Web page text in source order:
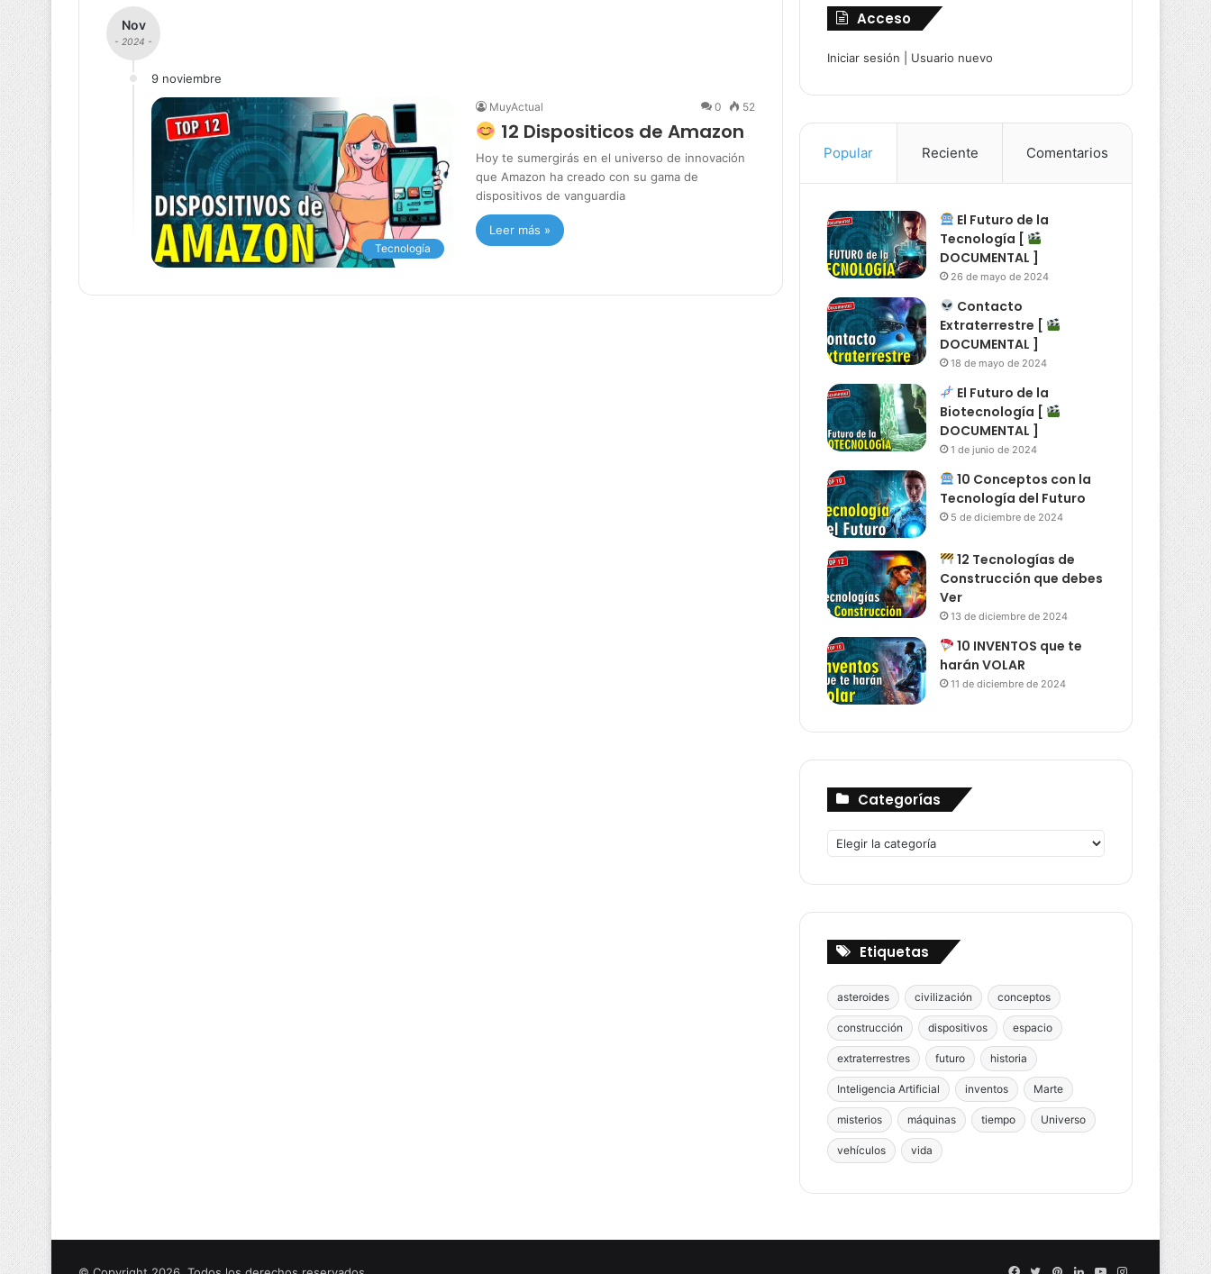
Nov
- 2024 -
9 noviembre
Tecnología
MuyActual 0 52
12 Dispositicos de Amazon
Hoy te sumergirás en el universo de innovación
que Amazon ha creado con su gama de
dispositivos de vanguardia
Leer más »
Acceso
Iniciar sesión Usuario nuevo
Popular Reciente Comentarios
El Futuro de la
Tecnología [
DOCUMENTAL ]
26 de mayo de 2024
Contacto
Extraterrestre [
DOCUMENTAL ]
18 de mayo de 2024
El Futuro de la
Biotecnología [
DOCUMENTAL ]
1 de junio de 2024
10 Conceptos con la
Tecnología del Futuro
5 de diciembre de 2024
12 Tecnologías de
Construcción que debes
Ver
13 de diciembre de 2024
10 INVENTOS que te
harán VOLAR
11 de diciembre de 2024
Categorías
Categorías
Etiquetas
asteroides civilización conceptos
construcción dispositivos espacio
extraterrestres futuro historia
Inteligencia Artificial inventos Marte
misterios máquinas tiempo Universo
vehículos vida